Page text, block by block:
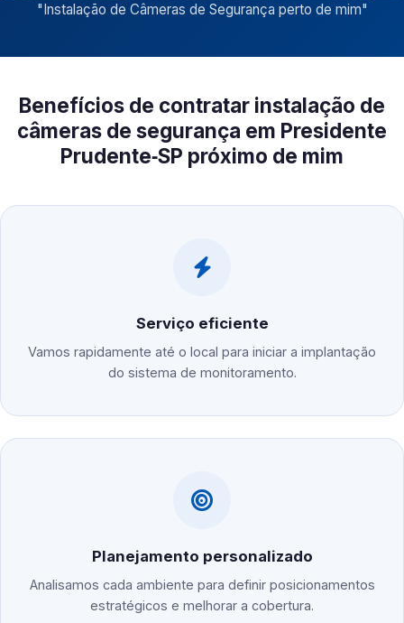
"Instalação de Câmeras de Segurança perto de mim"
Benefícios de contratar instalação de
câmeras de segurança em Presidente
Prudente‑SP próximo de mim
Serviço eficiente
Vamos rapidamente até o local para iniciar a implantação
do sistema de monitoramento.
Planejamento personalizado
Analisamos cada ambiente para definir posicionamentos
estratégicos e melhorar a cobertura.